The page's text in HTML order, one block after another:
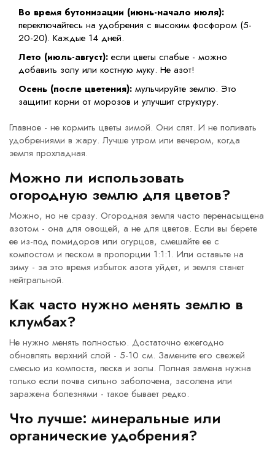
Во время бутонизации (июнь-начало июля):
переключайтесь на удобрения с высоким фосфором (5-
20-20). Каждые 14 дней.
Лето (июль-август): если цветы слабые - можно
добавить золу или костную муку. Не азот!
Осень (после цветения): мульчируйте землю. Это
защитит корни от морозов и улучшит структуру.
Главное - не кормить цветы зимой. Они спят. И не поливать
удобрениями в жару. Лучше утром или вечером, когда
земля прохладная.
Можно ли использовать
огородную землю для цветов?
Можно, но не сразу. Огородная земля часто перенасыщена
азотом - она для овощей, а не для цветов. Если вы берете
ее из-под помидоров или огурцов, смешайте ее с
компостом и песком в пропорции 1:1:1. Или оставьте на
зиму - за это время избыток азота уйдет, и земля станет
нейтральной.
Как часто нужно менять землю в
клумбах?
Не нужно менять полностью. Достаточно ежегодно
обновлять верхний слой - 5-10 см. Замените его свежей
смесью из компоста, песка и золы. Полная замена нужна
только если почва сильно заболочена, засолена или
заражена болезнями - такое бывает редко.
Что лучше: минеральные или
органические удобрения?